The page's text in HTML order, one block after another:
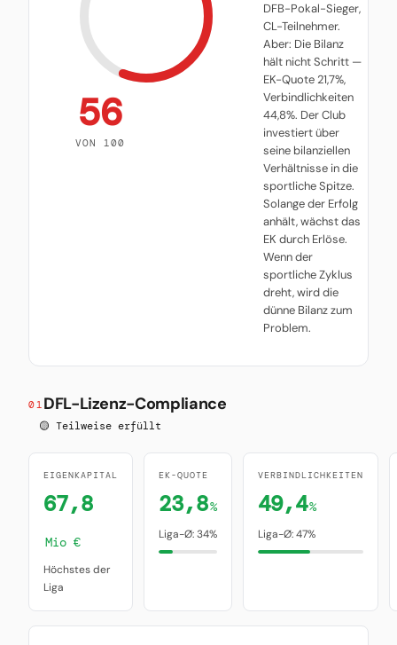
56
VON 100
DFB-Pokal-Sieger,
CL-Teilnehmer.
Aber: Die Bilanz
hält nicht Schritt —
EK-Quote 21,7%,
Verbindlichkeiten
44,8%. Der Club
investiert über
seine bilanziellen
Verhältnisse in die
sportliche Spitze.
Solange der Erfolg
anhält, wächst das
EK durch Erlöse.
Wenn der
sportliche Zyklus
dreht, wird die
dünne Bilanz zum
Problem.
01 DFL-Lizenz-Compliance
🟡 Teilweise erfüllt
EIGENKAPITAL
67,8
Mio €
Höchstes der
Liga
EK-QUOTE
23,8%
Liga-Ø: 34%
VERBINDLICHKEITEN
49,4%
Liga-Ø: 47%